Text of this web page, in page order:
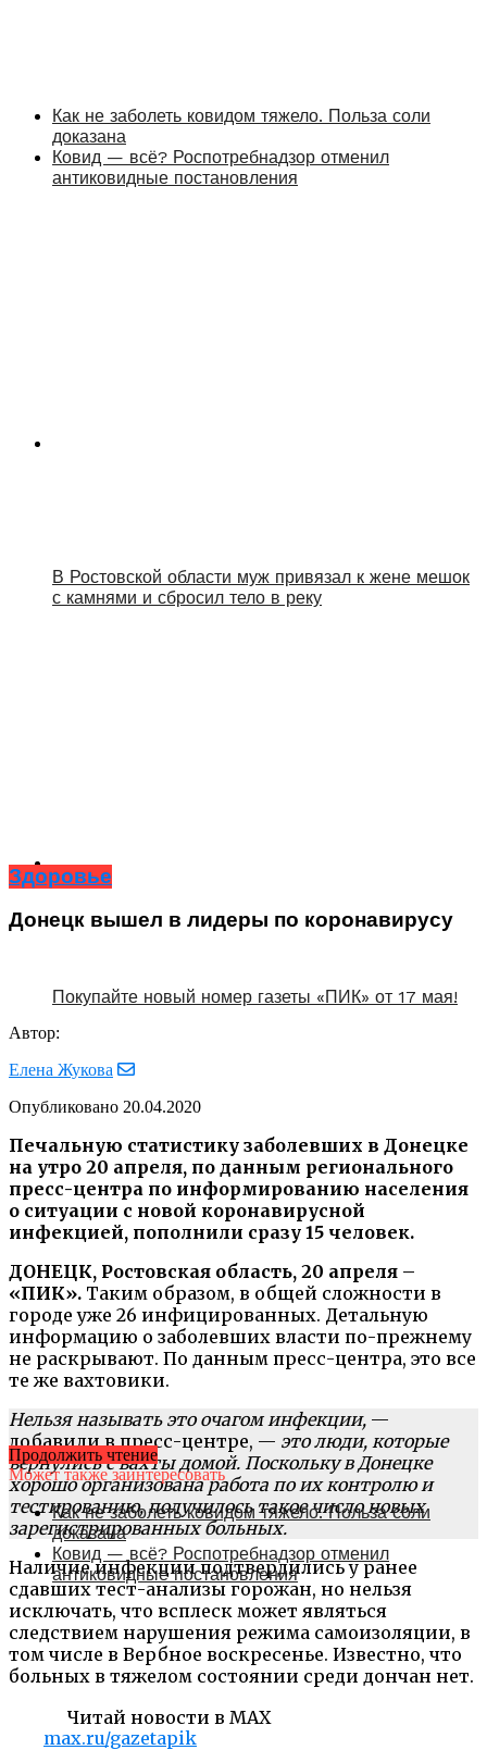
Как не заболеть ковидом тяжело. Польза соли
доказана
Ковид — всё? Роспотребнадзор отменил
антиковидные постановления
В Ростовской области муж привязал к жене мешок
с камнями и сбросил тело в реку
Покупайте новый номер газеты «ПИК» от 17 мая!
Здоровье
Донецк вышел в лидеры по коронавирусу
Автор:
Елена Жукова
Опубликовано 20.04.2020
Печальную статистику заболевших в Донецке
на утро 20 апреля, по данным регионального
пресс-центра по информированию населения
о ситуации с новой коронавирусной
инфекцией, пополнили сразу 15 человек.
ДОНЕЦК, Ростовская область, 20 апреля –
«ПИК». Таким образом, в общей сложности в
городе уже 26 инфицированных. Детальную
информацию о заболевших власти по-прежнему
не раскрывают. По данным пресс-центра, это все
те же вахтовики.
Нельзя называть это очагом инфекции, —
добавили в пресс-центре, — это люди, которые
вернулись с вахты домой. Поскольку в Донецке
хорошо организована работа по их контролю и
тестированию, получилось такое число новых
зарегистрированных больных.
Наличие инфекции подтвердились у ранее
сдавших тест-анализы горожан, но нельзя
исключать, что всплеск может являться
следствием нарушения режима самоизоляции, в
том числе в Вербное воскресенье. Известно, что
больных в тяжелом состоянии среди дончан нет.
Читай новости в MAX
max.ru/gazetapik
Продолжить чтение
Может также заинтересовать
Как не заболеть ковидом тяжело. Польза соли
доказана
Ковид — всё? Роспотребнадзор отменил
антиковидные постановления